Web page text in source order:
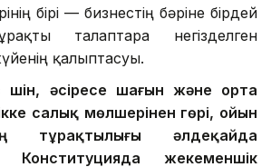
бірі — бизнестің бәріне бірдей
талаптарға негізделген
қалыптасуы.
әсіресе шағын және орта
салық мөлшерінен гөрі, ойын
тұрақтылығы әлдеқайда
Конституцияда жекеменшік